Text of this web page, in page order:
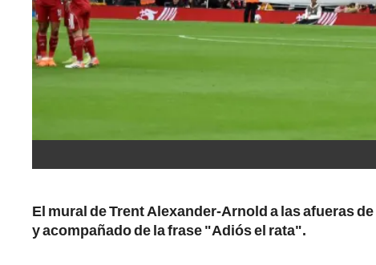
El mural de Trent Alexander-Arnold a las afueras
y acompañado de la frase "Adiós el rata".